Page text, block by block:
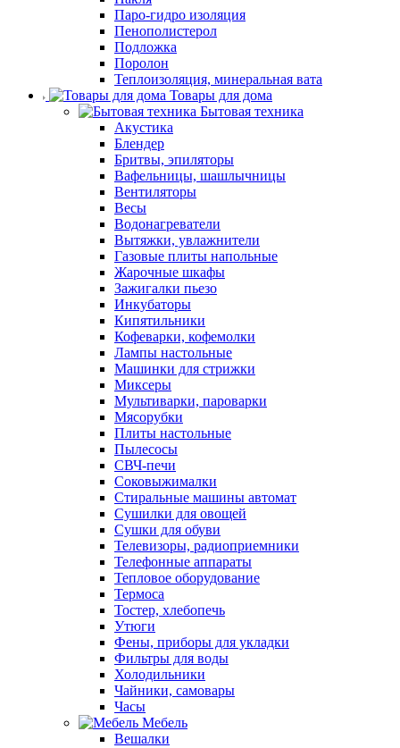
Паро-гидро изоляция
Пенополистерол
Подложка
Поролон
Теплоизоляция, минеральная вата
Товары для дома
Бытовая техника
Акустика
Блендер
Бритвы, эпиляторы
Вафельницы, шашлычницы
Вентиляторы
Весы
Водонагреватели
Вытяжки, увлажнители
Газовые плиты напольные
Жарочные шкафы
Зажигалки пьезо
Инкубаторы
Кипятильники
Кофеварки, кофемолки
Лампы настольные
Машинки для стрижки
Миксеры
Мультиварки, пароварки
Мясорубки
Плиты настольные
Пылесосы
СВЧ-печи
Соковыжималки
Стиральные машины автомат
Сушилки для овощей
Сушки для обуви
Телевизоры, радиоприемники
Телефонные аппараты
Тепловое оборудование
Термоса
Тостер, хлебопечь
Утюги
Фены, приборы для укладки
Фильтры для воды
Холодильники
Чайники, самовары
Часы
Мебель
Вешалки